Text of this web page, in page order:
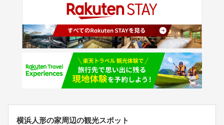
横浜人形の家周辺の観光スポット